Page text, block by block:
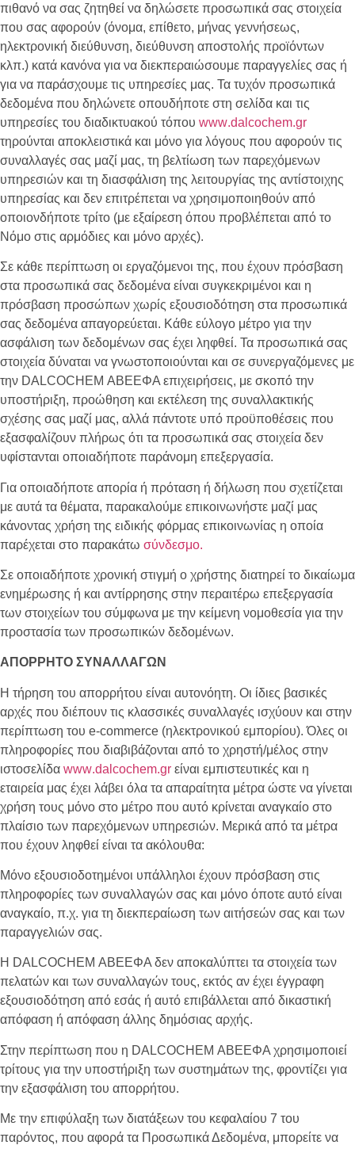
πιθανό να σας ζητηθεί να δηλώσετε προσωπικά σας στοιχεία
που σας αφορούν (όνομα, επίθετο, μήνας γεννήσεως,
ηλεκτρονική διεύθυνση, διεύθυνση αποστολής προϊόντων
κλπ.) κατά κανόνα για να διεκπεραιώσουμε παραγγελίες σας ή
για να παράσχουμε τις υπηρεσίες μας. Τα τυχόν προσωπικά
δεδομένα που δηλώνετε οπουδήποτε στη σελίδα και τις
υπηρεσίες του διαδικτυακού τόπου www.dalcochem.gr
τηρούνται αποκλειστικά και μόνο για λόγους που αφορούν τις
συναλλαγές σας μαζί μας, τη βελτίωση των παρεχόμενων
υπηρεσιών και τη διασφάλιση της λειτουργίας της αντίστοιχης
υπηρεσίας και δεν επιτρέπεται να χρησιμοποιηθούν από
οποιονδήποτε τρίτο (με εξαίρεση όπου προβλέπεται από το
Νόμο στις αρμόδιες και μόνο αρχές).
Σε κάθε περίπτωση οι εργαζόμενοι της, που έχουν πρόσβαση
στα προσωπικά σας δεδομένα είναι συγκεκριμένοι και η
πρόσβαση προσώπων χωρίς εξουσιοδότηση στα προσωπικά
σας δεδομένα απαγορεύεται. Κάθε εύλογο μέτρο για την
ασφάλιση των δεδομένων σας έχει ληφθεί. Τα προσωπικά σας
στοιχεία δύναται να γνωστοποιούνται και σε συνεργαζόμενες με
την DALCOCHEM ΑΒΕΕΦΑ επιχειρήσεις, με σκοπό την
υποστήριξη, προώθηση και εκτέλεση της συναλλακτικής
σχέσης σας μαζί μας, αλλά πάντοτε υπό προϋποθέσεις που
εξασφαλίζουν πλήρως ότι τα προσωπικά σας στοιχεία δεν
υφίστανται οποιαδήποτε παράνομη επεξεργασία.
Για οποιαδήποτε απορία ή πρόταση ή δήλωση που σχετίζεται
με αυτά τα θέματα, παρακαλούμε επικοινωνήστε μαζί μας
κάνοντας χρήση της ειδικής φόρμας επικοινωνίας η οποία
παρέχεται στο παρακάτω σύνδεσμο.
Σε οποιαδήποτε χρονική στιγμή ο χρήστης διατηρεί το δικαίωμα
ενημέρωσης ή και αντίρρησης στην περαιτέρω επεξεργασία
των στοιχείων του σύμφωνα με την κείμενη νομοθεσία για την
προστασία των προσωπικών δεδομένων.
ΑΠΟΡΡΗΤΟ ΣΥΝΑΛΛΑΓΩΝ
Η τήρηση του απορρήτου είναι αυτονόητη. Οι ίδιες βασικές
αρχές που διέπουν τις κλασσικές συναλλαγές ισχύουν και στην
περίπτωση του e-commerce (ηλεκτρονικού εμπορίου). Όλες οι
πληροφορίες που διαβιβάζονται από το χρηστή/μέλος στην
ιστοσελίδα www.dalcochem.gr είναι εμπιστευτικές και η
εταιρεία μας έχει λάβει όλα τα απαραίτητα μέτρα ώστε να γίνεται
χρήση τους μόνο στο μέτρο που αυτό κρίνεται αναγκαίο στο
πλαίσιο των παρεχόμενων υπηρεσιών. Μερικά από τα μέτρα
που έχουν ληφθεί είναι τα ακόλουθα:
Μόνο εξουσιοδοτημένοι υπάλληλοι έχουν πρόσβαση στις
πληροφορίες των συναλλαγών σας και μόνο όποτε αυτό είναι
αναγκαίο, π.χ. για τη διεκπεραίωση των αιτήσεών σας και των
παραγγελιών σας.
Η DALCOCHEM ΑΒΕΕΦΑ δεν αποκαλύπτει τα στοιχεία των
πελατών και των συναλλαγών τους, εκτός αν έχει έγγραφη
εξουσιοδότηση από εσάς ή αυτό επιβάλλεται από δικαστική
απόφαση ή απόφαση άλλης δημόσιας αρχής.
Στην περίπτωση που η DALCOCHEM ΑΒΕΕΦΑ χρησιμοποιεί
τρίτους για την υποστήριξη των συστημάτων της, φροντίζει για
την εξασφάλιση του απορρήτου.
Με την επιφύλαξη των διατάξεων του κεφαλαίου 7 του
παρόντος, που αφορά τα Προσωπικά Δεδομένα, μπορείτε να